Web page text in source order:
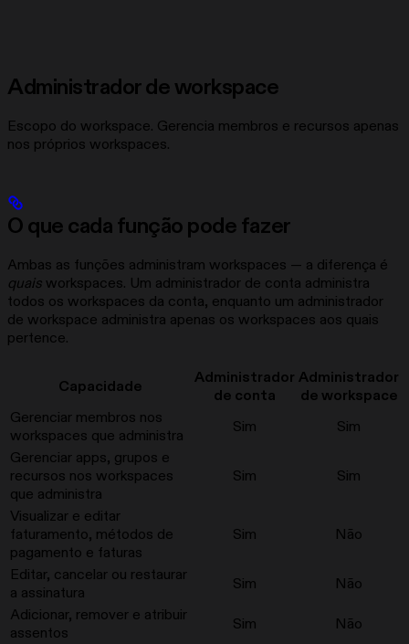
Administrador de workspace
Escopo do workspace. Gerencia membros e recursos apenas
nos próprios workspaces.
O que cada função pode fazer
Ambas as funções administram workspaces — a diferença é
quais workspaces. Um administrador de conta administra
todos os workspaces da conta, enquanto um administrador
de workspace administra apenas os workspaces aos quais
pertence.
Capacidade
Administrador
de conta
Administrador
de workspace
Gerenciar membros nos
workspaces que administra
Sim
Sim
Gerenciar apps, grupos e
recursos nos workspaces
que administra
Sim Sim
Visualizar e editar
faturamento, métodos de
pagamento e faturas
Sim Não
Editar, cancelar ou restaurar
a assinatura
Sim
Não
Adicionar, remover e atribuir
assentos
Sim
Não